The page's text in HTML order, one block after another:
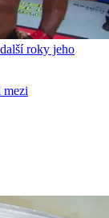
roky jeho
mezi